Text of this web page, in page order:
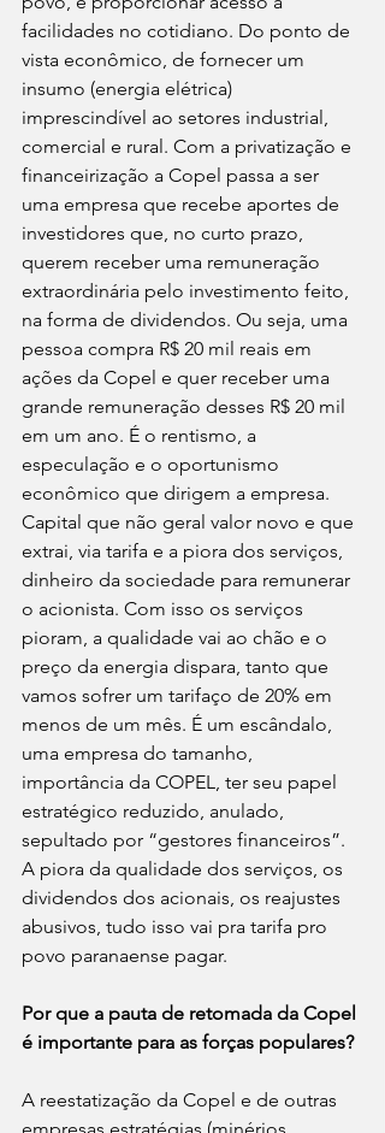
facilidades no cotidiano. Do ponto de
vista econômico, de fornecer um
insumo (energia elétrica)
imprescindível ao setores industrial,
comercial e rural. Com a privatização e
financeirização a Copel passa a ser
uma empresa que recebe aportes de
investidores que, no curto prazo,
querem receber uma remuneração
extraordinária pelo investimento feito,
na forma de dividendos. Ou seja, uma
pessoa compra R$ 20 mil reais em
ações da Copel e quer receber uma
grande remuneração desses R$ 20 mil
em um ano. É o rentismo, a
especulação e o oportunismo
econômico que dirigem a empresa.
Capital que não geral valor novo e que
extrai, via tarifa e a piora dos serviços,
dinheiro da sociedade para remunerar
o acionista. Com isso os serviços
pioram, a qualidade vai ao chão e o
preço da energia dispara, tanto que
vamos sofrer um tarifaço de 20% em
menos de um mês. É um escândalo,
uma empresa do tamanho,
importância da COPEL, ter seu papel
estratégico reduzido, anulado,
sepultado por “gestores financeiros”.
A piora da qualidade dos serviços, os
dividendos dos acionais, os reajustes
abusivos, tudo isso vai pra tarifa pro
povo paranaense pagar.
Por que a pauta de retomada da Copel
é importante para as forças populares?
A reestatização da Copel e de outras